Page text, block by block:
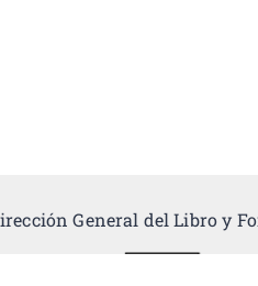
General del Libro y